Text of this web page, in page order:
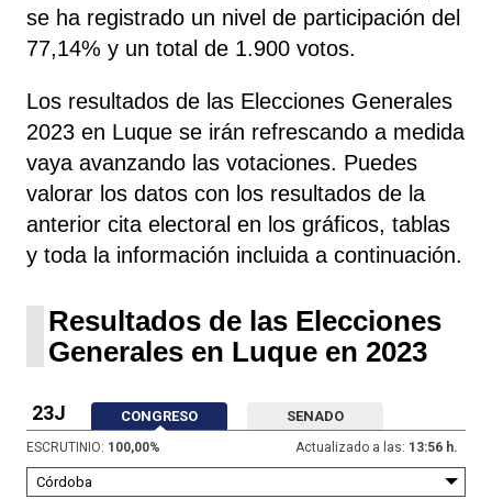
se ha registrado un nivel de participación del
77,14% y un total de 1.900 votos.
Los resultados de las Elecciones Generales
2023 en Luque se irán refrescando a medida
vaya avanzando las votaciones. Puedes
valorar los datos con los resultados de la
anterior cita electoral en los gráficos, tablas
y toda la información incluida a continuación.
Resultados de las Elecciones
Generales en Luque en 2023
23J CONGRESO SENADO
ESCRUTINIO: 100,00% Actualizado a las: 13:56 h.